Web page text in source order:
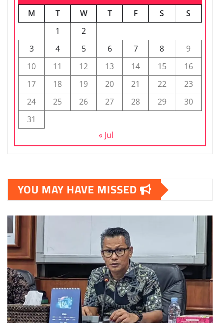
M
T W T F S
S
1
2
3
4 5 6 7 8
9
10
11 12 13 14 15
16
17
18 19 20 21 22
23
24
25 26 27 28 29
30
31
« Jul
YOU MAY HAVE MISSED